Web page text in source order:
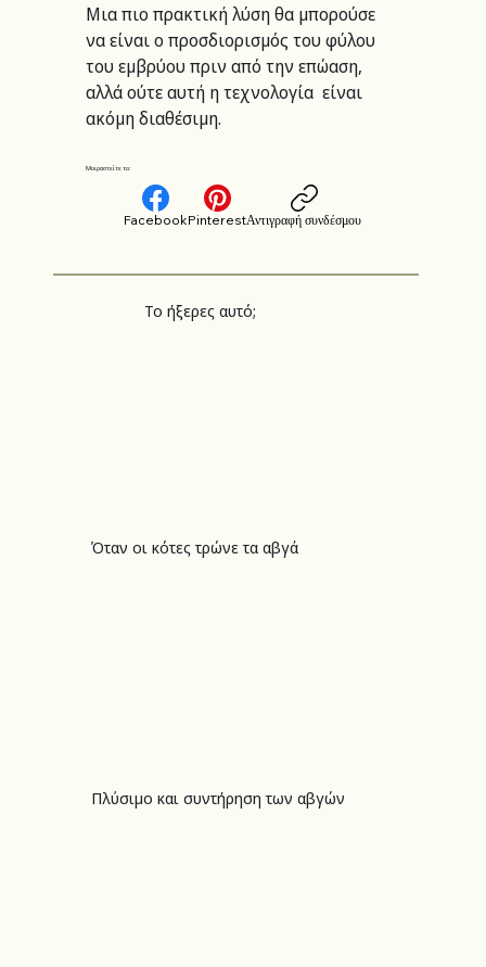
Μια πιο πρακτική λύση θα μπορούσε
να είναι ο προσδιορισμός του φύλου
του εμβρύου πριν από την επώαση,
αλλά ούτε αυτή η τεχνολογία  είναι
ακόμη διαθέσιμη.
Μοιραστείτε το:
FacebookPinterestΑντιγραφή συνδέσμου
Όταν οι κότες τρώνε τα αβγά
Όταν οι κότες τρώνε τα αβγά
Πλύσιμο και συντήρηση των αβγών
Πλύσιμο και συντήρηση των αβγών
Το ήξερες αυτό;